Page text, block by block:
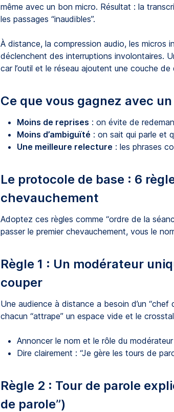
même avec un bon micro. Résultat : la
les passages “inaudibles”.
À distance, la compression audio, les micros
déclenchent des interruptions involontaires.
car l’outil et le réseau ajoutent une couche de
Ce que vous gagnez avec
Moins de reprises : on évite de
Moins d’ambiguïté : on sait qui parle et
Une meilleure relecture : les phrases
Le protocole de base : 6
chevauchement
Adoptez ces règles comme “ordre de la
passer le premier chevauchement, vous le
Règle 1 : Un modérateur
couper
Une audience à distance a besoin d’un
chacun “attrape” un espace vide et le
Annoncer le nom et le rôle du
Dire clairement : “Je gère les tours de
Règle 2 : Tour de parole
de parole”)